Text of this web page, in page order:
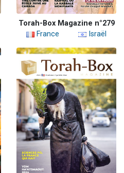
Torah-Box Magazine n°279
France
Israël